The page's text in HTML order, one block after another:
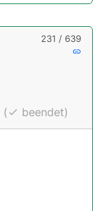
231 / 639
( beendet)